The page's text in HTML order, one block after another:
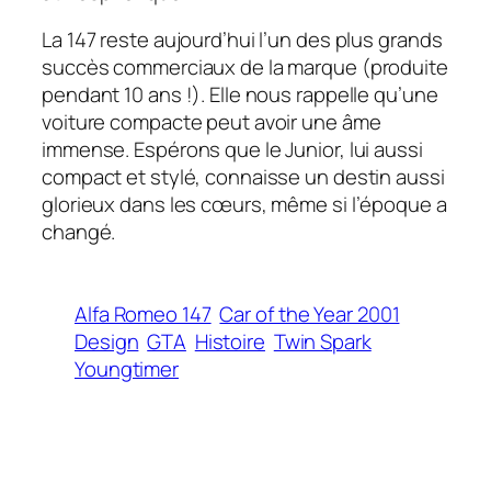
La 147 reste aujourd’hui l’un des plus grands
succès commerciaux de la marque (produite
pendant 10 ans !). Elle nous rappelle qu’une
voiture compacte peut avoir une âme
immense. Espérons que le Junior, lui aussi
compact et stylé, connaisse un destin aussi
glorieux dans les cœurs, même si l’époque a
changé.
Alfa Romeo 147 Car of the Year 2001
Design GTA Histoire Twin Spark
Youngtimer